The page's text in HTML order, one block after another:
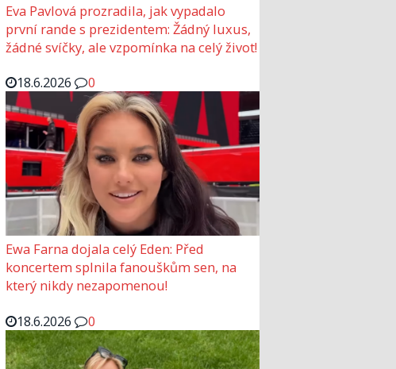
Eva Pavlová prozradila, jak vypadalo
první rande s prezidentem: Žádný luxus,
žádné svíčky, ale vzpomínka na celý život!
18.6.2026
0
Ewa Farna dojala celý Eden: Před
koncertem splnila fanouškům sen, na
který nikdy nezapomenou!
18.6.2026
0